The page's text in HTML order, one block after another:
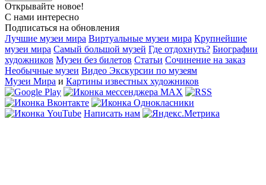
Открывайте новое!
С нами интересно
Подписаться на обновления
Лучшие музеи мира Виртуальные музеи мира Крупнейшие
музеи мира Самый большой музей Где отдохнуть? Биографии
художников Музеи без билетов Статьи Сочинение на заказ
Необычные музеи Видео Экскурсии по музеям
Музеи Мира и Картины известных художников
Написать нам